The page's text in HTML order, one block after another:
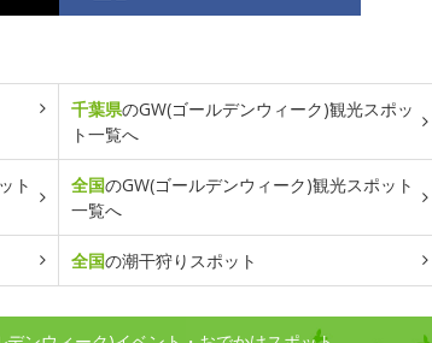
千葉県のGW(ゴールデンウィーク)観光スポッ
ト一覧へ
ト
全国のGW(ゴールデンウィーク)観光スポット
一覧へ
全国の潮干狩りスポット